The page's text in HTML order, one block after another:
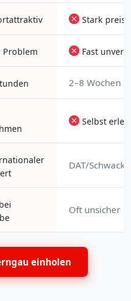
Stark
Problem Fast
2–8 Wochen
Selbst
DAT/
Oft unsicher
einholen